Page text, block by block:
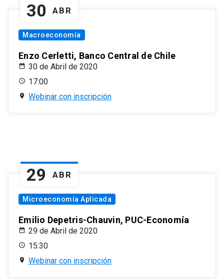
30 ABR
Macroeconomía
Enzo Cerletti, Banco Central de Chile
30 de Abril de 2020
17:00
Webinar con inscripción
29 ABR
Microeconomía Aplicada
Emilio Depetris-Chauvin, PUC-Economía
29 de Abril de 2020
15:30
Webinar con inscripción